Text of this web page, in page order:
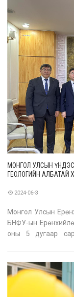
МОНГОЛ УЛСЫН
ГЕОЛОГИЙН АЛБАТАЙ
2024-06-3
Монгол Улсын
БНФУ-ын
оны 5 дугаар
үйл явдал болсон. Эн